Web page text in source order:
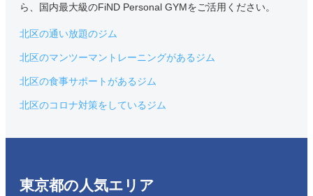
ら、国内最大級のFiND Personal GYMをご活用ください。
北区の通い放題のジム
北区のマンツーマントレーニングがあるジム
北区の食事サポートがあるジム
北区のコロナ対策をしているジム
東京都の人気エリア